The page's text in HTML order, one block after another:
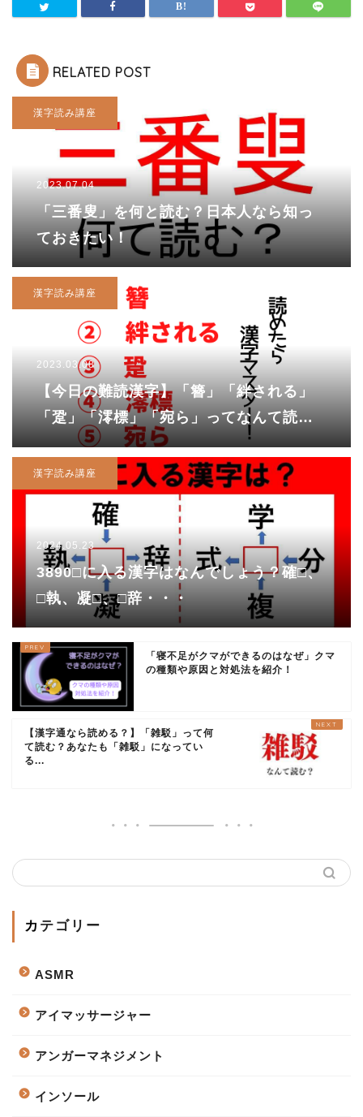
RELATED POST
漢字読み講座
2023.07.04
「三番叟」を何と読む？日本人なら知っ
ておきたい！
漢字読み講座
2023.03.08
【今日の難読漢字】「簪」「絆される」
「跫」「澪標」「宛ら」ってなんて読
む？
漢字読み講座
2024.05.23
3890□に入る漢字はなんでしょう？確□、
□執、凝□、□辞・・・
「寝不足がクマができるのはなぜ」クマ
の種類や原因と対処法を紹介！
【漢字通なら読める？】「雑駁」って何
て読む？あなたも「雑駁」になってい
る...
カテゴリー
ASMR
アイマッサージャー
アンガーマネジメント
インソール